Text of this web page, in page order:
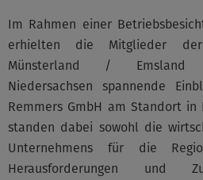
Im Rahmen einer
erhielten die Mitglieder der
Münsterland / Emsland
Niedersachsen spannende
Remmers GmbH am Standort
standen dabei sowohl die
Unternehmens für die
Herausforderungen und